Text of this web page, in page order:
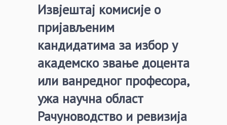
Извјештај комисије о
пријављеним
кандидатима за избор у
академско звање доцента
или ванредног професора,
ужа научна област
Рачуноводство и ревизија